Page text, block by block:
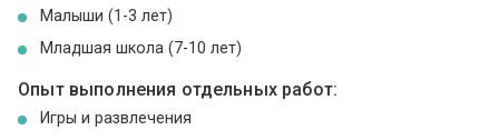
Малыши (1-3 лет)
Младшая школа (7-10 лет)
Опыт выполнения отдельных работ:
Игры и развлечения